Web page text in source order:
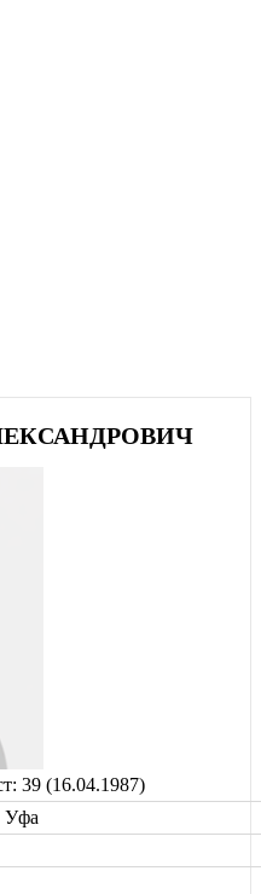
39 (16.04.1987)
Уфа